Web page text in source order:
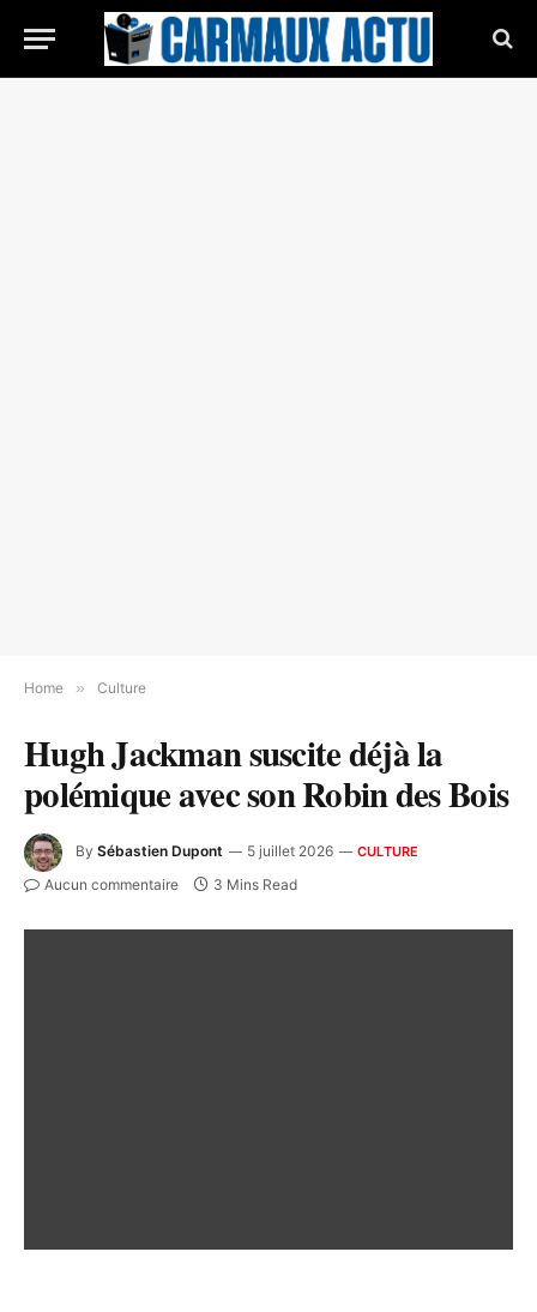
Home » Culture
Hugh Jackman suscite déjà la
polémique avec son Robin des Bois
By Sébastien Dupont 5 juillet 2026 CULTURE
Aucun commentaire 3 Mins Read